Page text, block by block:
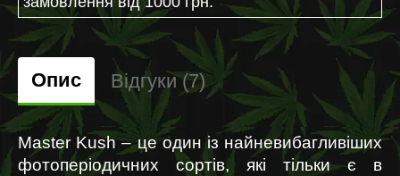
Опис Відгуки (7)
Master Kush – це один із найневибагливіших
фотоперіодичних сортів, які тільки є в